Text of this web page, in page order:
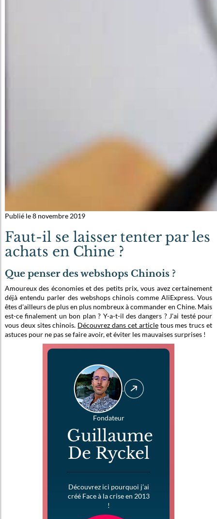
Publié le 8 novembre 2019
Faut-il se laisser tenter par les
achats en Chine ?
Que penser des webshops Chinois ?
Amoureux des économies et des petits prix, vous avez certainement
déjà entendu parler des webshops chinois comme AliExpress. Vous
êtes d'ailleurs de plus en plus nombreux à commander en Chine. Mais
est-ce finalement un bon plan ? Y-a-t-il des dangers ? J'ai testé pour
vous deux sites chinois. Découvrez dans cet articletous mes trucs et
astuces pour ne pas se faire avoir, et éviter les mauvaises surprises !
Fondateur
Guillaume
De Ryckel
Découvrez ici pourquoi j’ai
créé Face à la crise en 2013
!